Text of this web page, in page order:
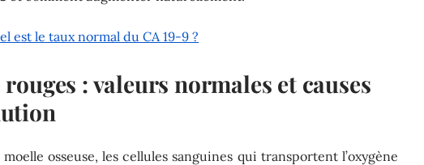
est le taux normal du CA 19-9 ?
: valeurs normales et causes
moelle osseuse, les cellules sanguines qui transportent l’oxygène